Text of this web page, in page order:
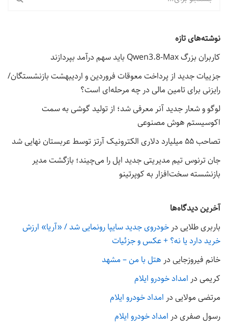
نوشته‌های تازه
کاربران بزرگ Qwen3.8-Max باید سهم درآمد بپردازند
جزییات جدید از پرداخت معوقات فروردین و اردیبهشت بازنشستگان/
رایزنی برای تامین مالی در چه مرحله‌ای است؟
لوگو و شعار جدید آنر معرفی شد؛ از تولید گوشی به سمت
اکوسیستم هوش مصنوعی
تصاحب ۵۵ میلیارد دلاری الکترونیک آرتز توسط عربستان نهایی شد
جان ترنوس تیم مدیریتی جدید اپل را می‌چیند؛ بازگشت مدیر
بازنشسته سخت‌افزار به کوپرتینو
آخرین دیدگاه‌ها
باربری طلایی در خودروی جدید سایپا رونمایی شد / «آریا» ارزش
خرید دارد یا نه؟ + عکس و جزئیات
خانم فیروزجایی در هتل با من – مشهد
کریمی در امداد خودرو ایلام
مرتضی مولایی در امداد خودرو ایلام
رسول صفری در امداد خودرو ایلام